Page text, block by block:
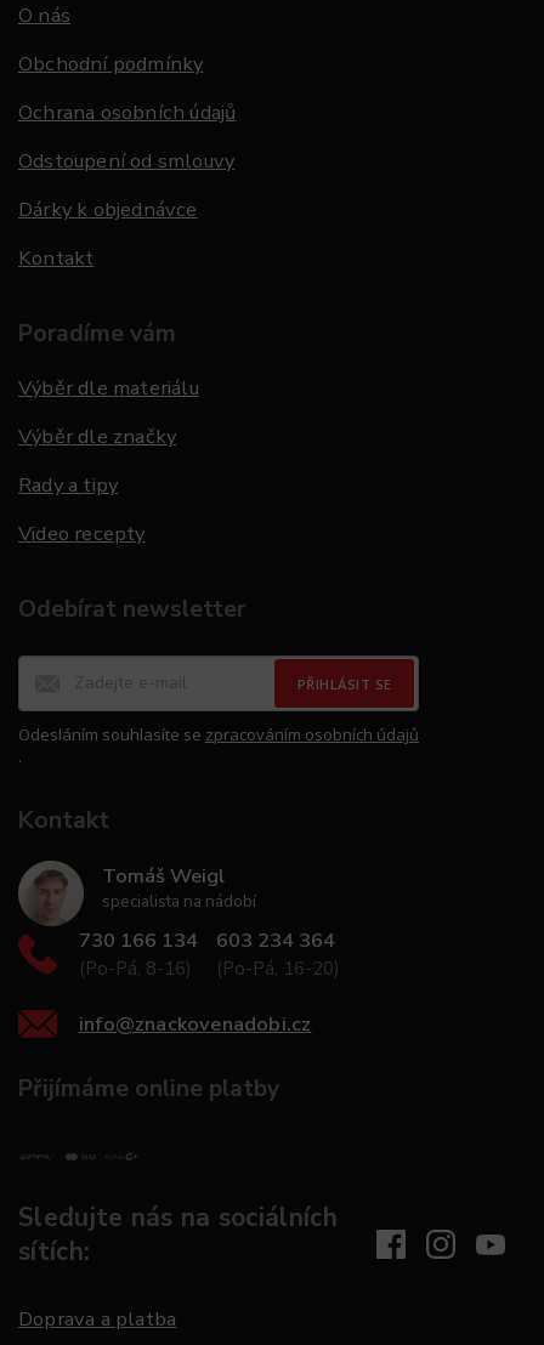
O nás
Obchodní podmínky
Ochrana osobních údajů
Odstoupení od smlouvy
Dárky k objednávce
Kontakt
Poradíme vám
Výběr dle materiálu
Výběr dle značky
Rady a tipy
Video recepty
Odebírat newsletter
PŘIHLÁSIT SE
Odesláním souhlasíte se zpracováním osobních údajů
.
Kontakt
Tomáš Weigl
specialista na nádobí
730 166 134
(Po-Pá, 8-16)
603 234 364
(Po-Pá, 16-20)
info@znackovenadobi.cz
Přijímáme online platby
Sledujte nás na sociálních
sítích:
Doprava a platba